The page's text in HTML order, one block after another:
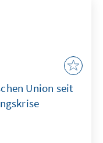
Union seit